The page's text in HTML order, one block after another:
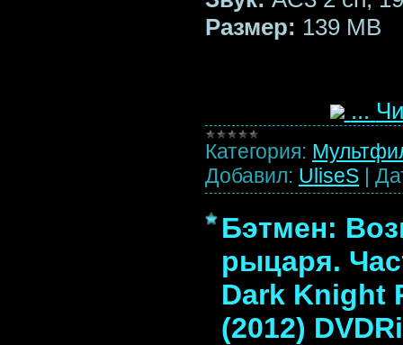
Размер: 139 MB
...
Категория:
Добавил: UliseS |
Бэтмен:
рыцаря.
Dark Knight
(2012)